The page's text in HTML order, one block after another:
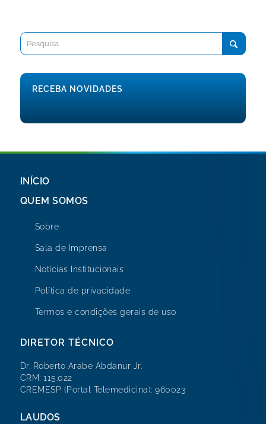
RECEBA NOVIDADES
INÍCIO
QUEM SOMOS
Sobre
Sala de Imprensa
Notícias Institucionais
Política de privacidade
Termos e condições gerais de uso
DIRETOR TÉCNICO
Dr. Roberto Arabe Abdanur Jr.
CRM: 115.022
CREMESP (Portal Telemedicina): 960023
LAUDOS